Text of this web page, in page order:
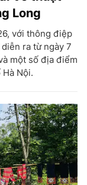
Long
với thông điệp
ra từ ngày 7
một số địa điểm
Nội.